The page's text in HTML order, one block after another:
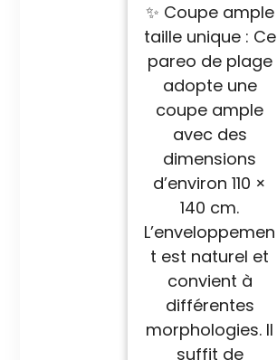
Cache-Maillots et
Sarongs Femmes
Pareo Femmes
Maillot de Bain pour
Plages, Stations
Balnéaires et Léger,
Vacances et
Respirant (Bleu)
✨ Coupe ample
taille unique : Ce
pareo de plage
adopte une
coupe ample
avec des
dimensions
d’environ 110 ×
140 cm.
L’enveloppemen
t est naturel et
convient à
différentes
morphologies. Il
suffit de